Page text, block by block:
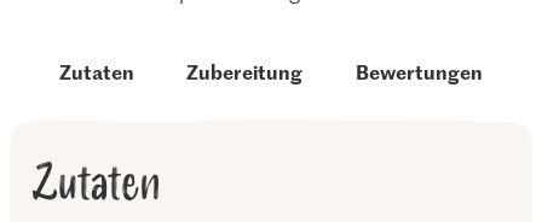
Zutaten Zubereitung Bewertungen
Zutaten